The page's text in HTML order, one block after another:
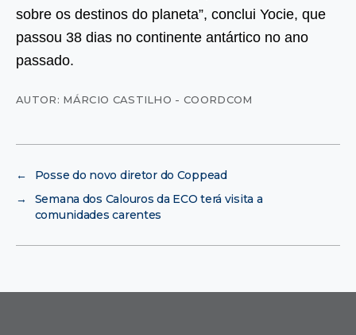
sobre os destinos do planeta”, conclui Yocie, que
passou 38 dias no continente antártico no ano
passado.
AUTOR: MÁRCIO CASTILHO - COORDCOM
←
Posse do novo diretor do Coppead
→
Semana dos Calouros da ECO terá visita a
comunidades carentes